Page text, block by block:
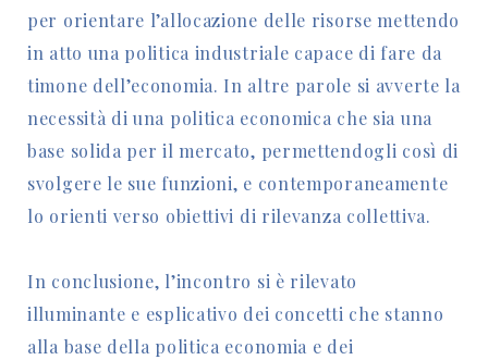
per orientare l’allocazione delle risorse mettendo
in atto una politica industriale capace di fare da
timone dell’economia. In altre parole si avverte la
necessità di una politica economica che sia una
base solida per il mercato, permettendogli così di
svolgere le sue funzioni, e contemporaneamente
lo orienti verso obiettivi di rilevanza collettiva.
In conclusione, l’incontro si è rilevato
illuminante e esplicativo dei concetti che stanno
alla base della politica economia e dei